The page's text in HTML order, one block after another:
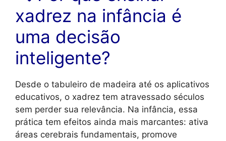
xadrez na infância é
uma decisão
inteligente?
Desde o tabuleiro de madeira até os aplicativos
educativos, o xadrez tem atravessado séculos
sem perder sua relevância. Na infância, essa
prática tem efeitos ainda mais marcantes: ativa
áreas cerebrais fundamentais, promove